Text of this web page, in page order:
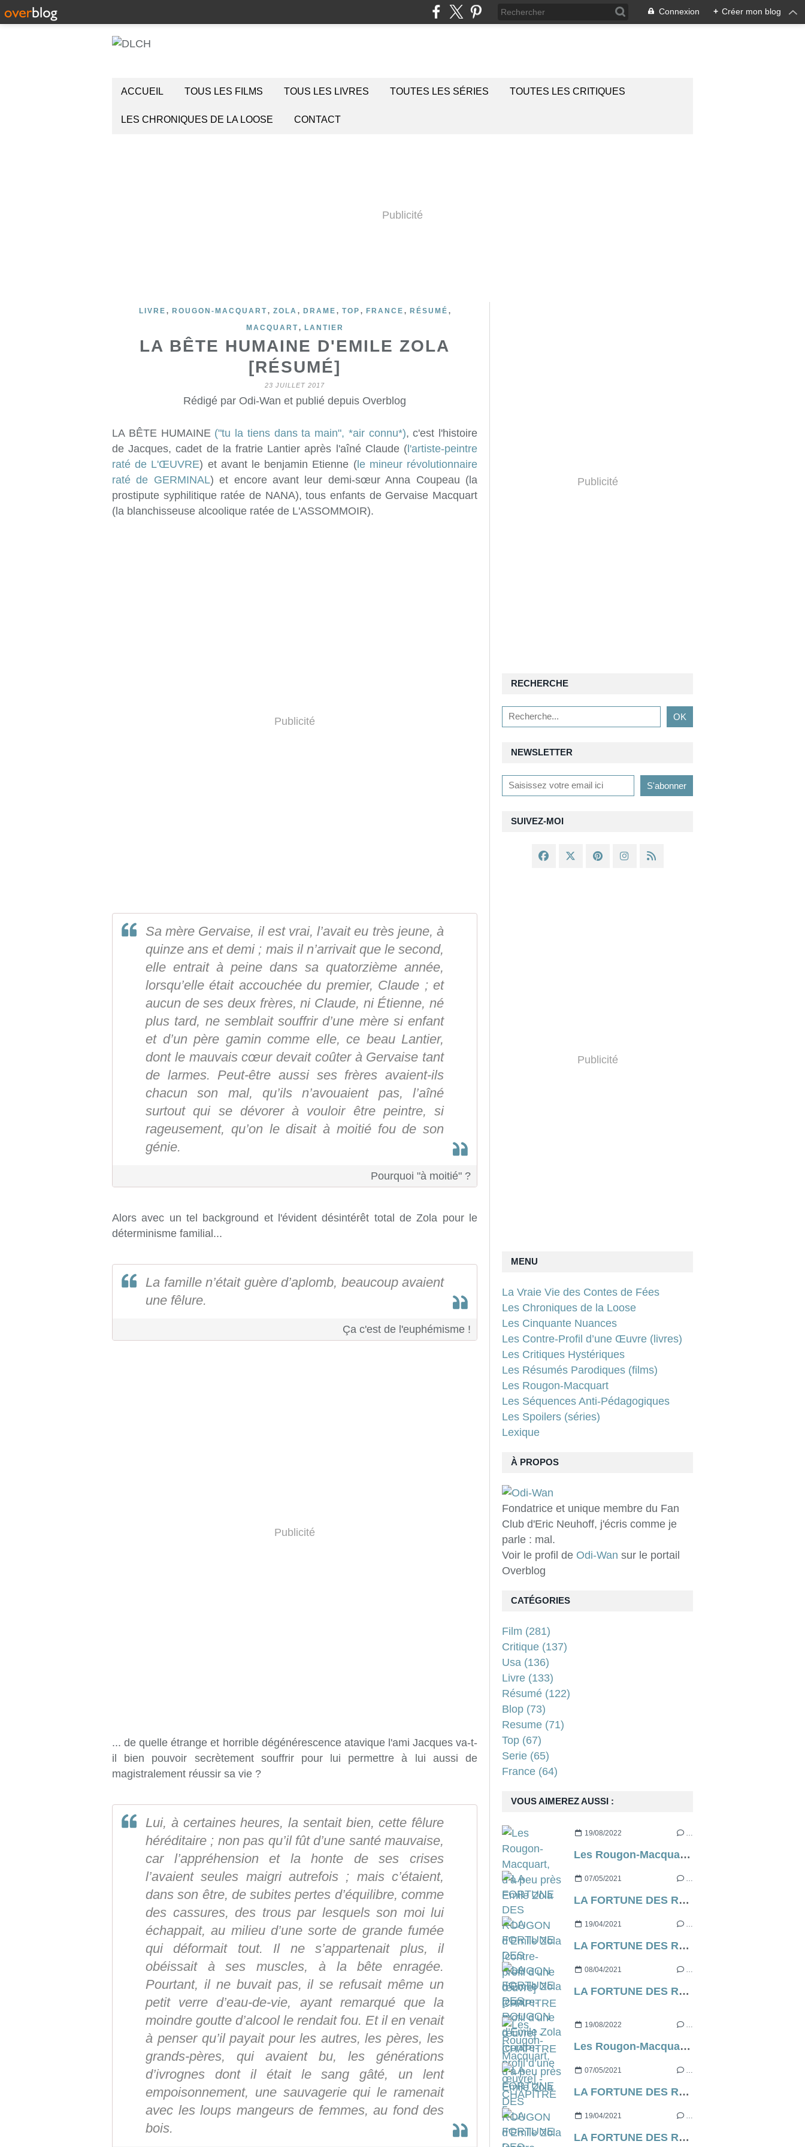
Connexion + Créer mon blog
ACCUEIL TOUS LES FILMS TOUS LES LIVRES TOUTES LES SÉRIES TOUTES LES CRITIQUES
LES CHRONIQUES DE LA LOOSE CONTACT
Publicité
LIVRE , ROUGON-MACQUART, ZOLA , DRAME , TOP , FRANCE , RÉSUMÉ ,
MACQUART, LANTIER
LA BÊTE HUMAINE D'EMILE ZOLA
[RÉSUMÉ]
23 JUILLET 2017
Rédigé par Odi-Wan et publié depuis Overblog
LA BÊTE HUMAINE ("tu la tiens dans ta main", *air connu*), c'est l'histoire
de Jacques, cadet de la fratrie Lantier après l'aîné Claude ( l'artiste-peintre
raté de L'ŒUVRE) et avant le benjamin Etienne (le mineur révolutionnaire
raté de GERMINAL) et encore avant leur demi-sœur Anna Coupeau (la
prostipute syphilitique ratée de NANA), tous enfants de Gervaise Macquart
(la blanchisseuse alcoolique ratée de L'ASSOMMOIR).
Publicité
Sa mère Gervaise, il est vrai, l’avait eu très jeune, à
quinze ans et demi ; mais il n’arrivait que le second,
elle entrait à peine dans sa quatorzième année,
lorsqu’elle était accouchée du premier, Claude ; et
aucun de ses deux frères, ni Claude, ni Étienne, né
plus tard, ne semblait souffrir d’une mère si enfant
et d’un père gamin comme elle, ce beau Lantier,
dont le mauvais cœur devait coûter à Gervaise tant
de larmes. Peut-être aussi ses frères avaient-ils
chacun son mal, qu’ils n’avouaient pas, l’aîné
surtout qui se dévorer à vouloir être peintre, si
rageusement, qu’on le disait à moitié fou de son
génie.
Pourquoi "à moitié" ?
Alors avec un tel background et l'évident désintérêt total de Zola pour le
déterminisme familial...
La famille n’était guère d’aplomb, beaucoup avaient
une fêlure.
Ça c'est de l'euphémisme !
Publicité
... de quelle étrange et horrible dégénérescence atavique l'ami Jacques va-t-
il bien pouvoir secrètement souffrir pour lui permettre à lui aussi de
magistralement réussir sa vie ?
Lui, à certaines heures, la sentait bien, cette fêlure
héréditaire ; non pas qu’il fût d’une santé mauvaise,
car l’appréhension et la honte de ses crises
l’avaient seules maigri autrefois ; mais c’étaient,
dans son être, de subites pertes d’équilibre, comme
des cassures, des trous par lesquels son moi lui
échappait, au milieu d’une sorte de grande fumée
qui déformait tout. Il ne s’appartenait plus, il
obéissait à ses muscles, à la bête enragée.
Pourtant, il ne buvait pas, il se refusait même un
petit verre d’eau-de-vie, ayant remarqué que la
moindre goutte d’alcool le rendait fou. Et il en venait
à penser qu’il payait pour les autres, les pères, les
grands-pères, qui avaient bu, les générations
d’ivrognes dont il était le sang gâté, un lent
empoisonnement, une sauvagerie qui le ramenait
avec les loups mangeurs de femmes, au fond des
bois.
Publicité
NEWSLETTER
SUIVEZ-MOI
RECHERCHE
À PROPOS
Fondatrice et unique membre du Fan
Club d'Eric Neuhoff, j'écris comme je
parle : mal.
Voir le profil de Odi-Wan sur le portail
Overblog
Publicité
VOUS AIMEREZ AUSSI :
19/08/2022 …
Les Rougon-Macquart, d’à peu près Emile Zola
07/05/2021 …
LA FORTUNE DES ROUGON d’Emile Zola [contre-profil d’une œuvre] - CHAPITRE 7
19/04/2021 …
LA FORTUNE DES ROUGON d’Emile Zola [contre-profil d’une œuvre] - CHAPITRE 6
08/04/2021 …
LA FORTUNE DES ROUGON d’Emile Zola [contre-profil d’une œuvre] - CHAPITRE 5
19/08/2022 …
Les Rougon-Macquart, d’à peu près Emile Zola
07/05/2021 …
LA FORTUNE DES ROUGON d’Emile Zola [contre-profil d’une œuvre] - CHAPITRE 7
19/04/2021 …
LA FORTUNE DES ROUGON d’Emile Zola [contre-profil d’une œuvre] - CHAPITRE 6
MENU
La Vraie Vie des Contes de Fées
Les Chroniques de la Loose
Les Cinquante Nuances
Les Contre-Profil d’une Œuvre (livres)
Les Critiques Hystériques
Les Résumés Parodiques (films)
Les Rougon-Macquart
Les Séquences Anti-Pédagogiques
Les Spoilers (séries)
Lexique
CATÉGORIES
Film (281)
Critique (137)
Usa (136)
Livre (133)
Résumé (122)
Blop (73)
Resume (71)
Top (67)
Serie (65)
France (64)